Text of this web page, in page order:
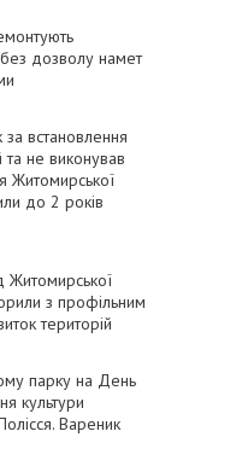
дозволу намет
встановлення
та не виконував
Житомирської
до 2 років
Житомирської
з профільним
територій
парку на День
культури
Вареник